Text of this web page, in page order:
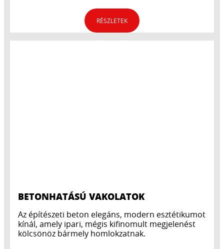
RÉSZLETEK
BETONHATÁSÚ VAKOLATOK
Az építészeti beton elegáns, modern esztétikumot
kínál, amely ipari, mégis kifinomult megjelenést
kölcsönöz bármely homlokzatnak.